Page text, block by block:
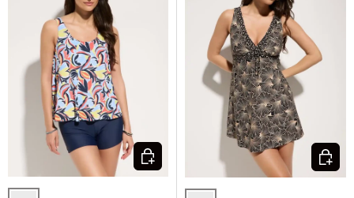
Izberi varianto Izberi